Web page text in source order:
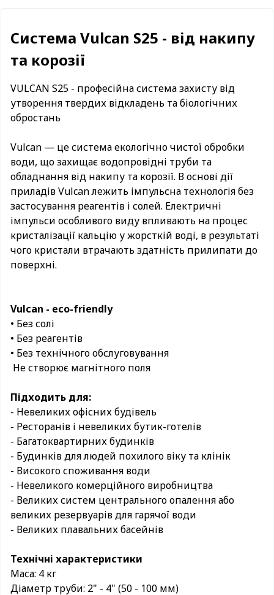
Cистема Vulcan S25 - від накипу
та корозії
VULCAN S25 - професійна система захисту від
утворення твердих відкладень та біологічних
обростань
Vulcan — це система екологічно чистої обробки
води, що захищає водопровідні труби та
обладнання від накипу та корозії. В основі дії
приладів Vulcan лежить імпульсна технологія без
застосування реагентів і солей. Електричні
імпульси особливого виду впливають на процес
кристалізації кальцію у жорсткій воді, в результаті
чого кристали втрачають здатність прилипати до
поверхні.
Vulcan - eco-friendly
• Без солі
• Без реагентів
• Без технічного обслуговування
Не створює магнітного поля
Підходить для:
- Невеликих офісних будівель
- Ресторанів і невеликих бутик-готелів
- Багатоквартирних будинків
- Будинків для людей похилого віку та клінік
- Високого споживання води
- Невеликого комерційного виробництва
- Великих систем центрального опалення або
великих резервуарів для гарячої води
- Великих плавальних басейнів
Технічні характеристики
Маса: 4 кг
Діаметр труби: 2" - 4" (50 - 100 мм)